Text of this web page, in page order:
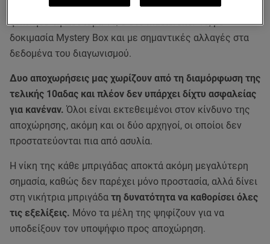
Μια εβδομάδα αφιερωμένη στην υψηλή γαστρονομία
ξεκίνησε τη Δευτέρα 11/5 στο MasterChef 10, με
δοκιμασία Mystery Box και με σημαντικές αλλαγές στα
δεδομένα του διαγωνισμού.
Δυο αποχωρήσεις μας χωρίζουν από τη διαμόρφωση της
τελικής 10αδας και πλέον δεν υπάρχει δίχτυ ασφαλείας
για κανέναν. Όλοι είναι εκτεθειμένοι στον κίνδυνο της
αποχώρησης, ακόμη και οι δύο αρχηγοί, οι οποίοι δεν
προστατεύονται πια από ασυλία.
Η νίκη της κάθε μπριγάδας αποκτά ακόμη μεγαλύτερη
σημασία, καθώς δεν παρέχει μόνο προστασία, αλλά δίνει
στη νικήτρια μπριγάδα τη δυνατότητα να καθορίσει όλες
τις εξελίξεις. Μόνο τα μέλη της ψηφίζουν για να
υποδείξουν τον υποψήφιο προς αποχώρηση.